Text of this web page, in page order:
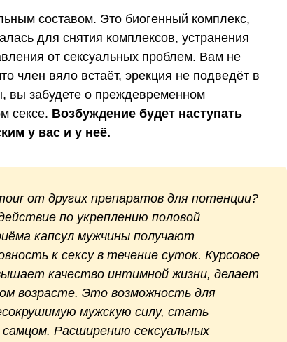
составом. Это биогенный комплекс,
для снятия комплексов, устранения
от сексуальных проблем. Вам не
член вяло встаёт, эрекция не подведёт в
вы забудете о преждевременном
сексе. Возбуждение будет наступать
у вас и у неё.
от других препаратов для потенции?
по укреплению половой
капсул мужчины получают
к сексу в течение суток. Курсовое
качество интимной жизни, делает
возрасте. Это возможность для
мужскую силу, стать
Расширению сексуальных